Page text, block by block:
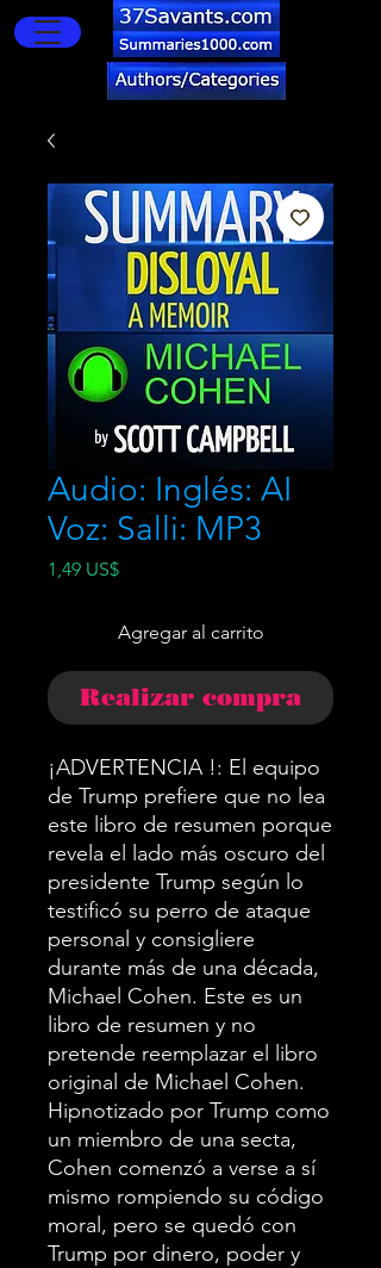
Audio: Inglés: AI
Voz: Salli: MP3
1,49 US$Precio
Agregar al carrito
Realizar compra
¡ADVERTENCIA !: El equipo
de Trump prefiere que no lea
este libro de resumen porque
revela el lado más oscuro del
presidente Trump según lo
testificó su perro de ataque
personal y consigliere
durante más de una década,
Michael Cohen. Este es un
libro de resumen y no
pretende reemplazar el libro
original de Michael Cohen.
Hipnotizado por Trump como
un miembro de una secta,
Cohen comenzó a verse a sí
mismo rompiendo su código
moral, pero se quedó con
Trump por dinero, poder y